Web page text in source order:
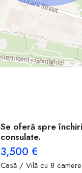
Se oferă spre
consulate.
3,500 €
Casă / Vilă cu 8